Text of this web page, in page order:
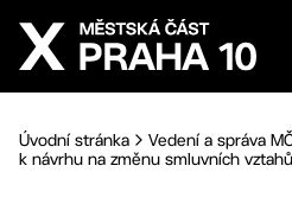
Přejít na hlavní obsah
Úvodní stránka Vedení a správa
k návrhu na změnu smluvních